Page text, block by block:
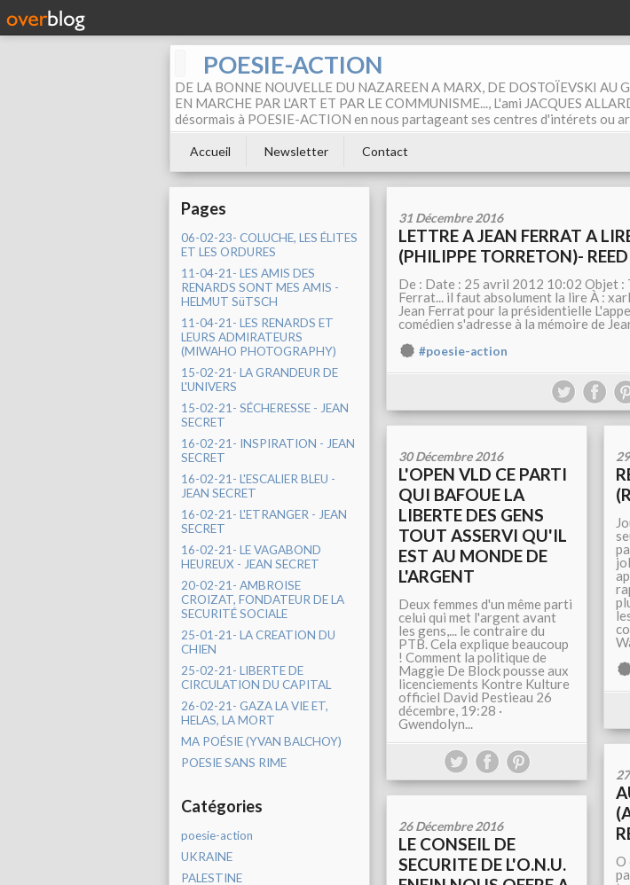
POESIE-ACTION
DE LA BONNE NOUVELLE DU NAZAREEN A MARX, DE DOSTOÏEVSKI AU
EN MARCHE PAR L'ART ET PAR LE COMMUNISME..., L'ami JACQUES
désormais à POESIE-ACTION en nous partageant ses centres d'intérets ou
Accueil Newsletter Contact
Pages
06-02-23- COLUCHE, LES ÉLITES
ET LES ORDURES
11-04-21- LES AMIS DES
RENARDS SONT MES AMIS -
HELMUT SüTSCH
11-04-21- LES RENARDS ET
LEURS ADMIRATEURS
(MIWAHO PHOTOGRAPHY)
15-02-21- LA GRANDEUR DE
L'UNIVERS
15-02-21- SÉCHERESSE - JEAN
SECRET
16-02-21- INSPIRATION - JEAN
SECRET
16-02-21- L'ESCALIER BLEU -
JEAN SECRET
16-02-21- L'ETRANGER - JEAN
SECRET
16-02-21- LE VAGABOND
HEUREUX - JEAN SECRET
20-02-21- AMBROISE
CROIZAT, FONDATEUR DE LA
SECURITÉ SOCIALE
25-01-21- LA CREATION DU
CHIEN
25-02-21- LIBERTE DE
CIRCULATION DU CAPITAL
26-02-21- GAZA LA VIE ET,
HELAS, LA MORT
MA POÉSIE (YVAN BALCHOY)
POESIE SANS RIME
Catégories
poesie-action
UKRAINE
PALESTINE
31 Décembre 2016
LETTRE A JEAN FERRAT A
(PHILIPPE TORRETON)-
De : Date : 25 avril 2012 10:02 Objet :
Ferrat... il faut absolument la lire À :
Jean Ferrat pour la présidentielle
comédien s'adresse à la mémoire de
#poesie-action
30 Décembre 2016
L'OPEN VLD CE PARTI
QUI BAFOUE LA
LIBERTE DES GENS
TOUT ASSERVI QU'IL
EST AU MONDE DE
L'ARGENT
Deux femmes d'un même parti
celui qui met l'argent avant
les gens,... le contraire du
PTB. Cela explique beaucoup
! Comment la politique de
Maggie De Block pousse aux
licenciements Kontre Kulture
officiel David Pestieau 26
décembre, 19:28 ·
Gwendolyn...
O
26 Décembre 2016
LE CONSEIL DE
SECURITE DE L'O.N.U.